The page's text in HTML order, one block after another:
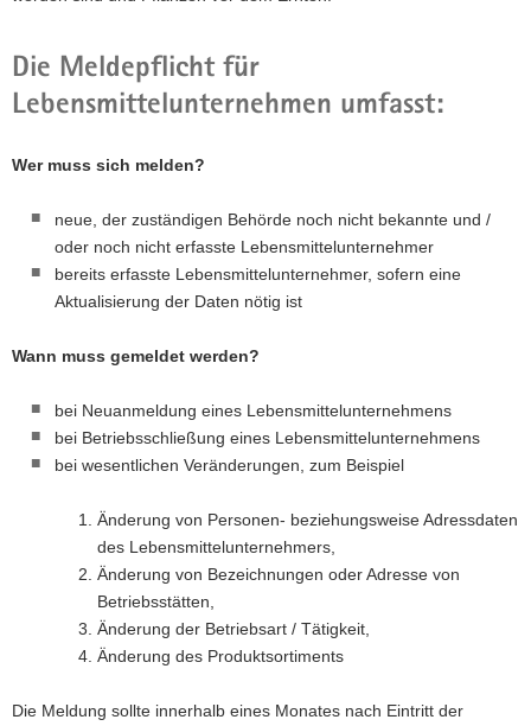
Die Meldepflicht für
Lebensmittelunternehmen umfasst:
Wer muss sich melden?
neue, der zuständigen Behörde noch nicht bekannte und /
oder noch nicht erfasste Lebensmittelunternehmer
bereits erfasste Lebensmittelunternehmer, sofern eine
Aktualisierung der Daten nötig ist
Wann muss gemeldet werden?
bei Neuanmeldung eines Lebensmittelunternehmens
bei Betriebsschließung eines Lebensmittelunternehmens
bei wesentlichen Veränderungen, zum Beispiel
Änderung von Personen- beziehungsweise Adressdaten
des Lebensmittelunternehmers,
Änderung von Bezeichnungen oder Adresse von
Betriebsstätten,
Änderung der Betriebsart / Tätigkeit,
Änderung des Produktsortiments
Die Meldung sollte innerhalb eines Monates nach Eintritt der